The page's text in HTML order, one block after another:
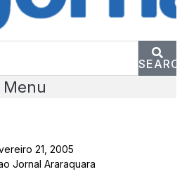
Menu
21, 2005
Jornal Araraquara